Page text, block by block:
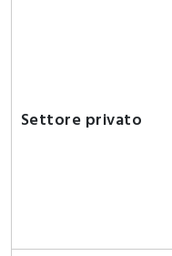
Settore privato